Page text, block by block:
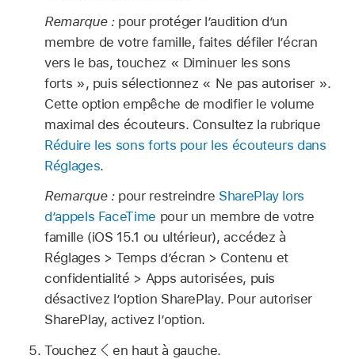
Remarque : pour protéger l’audition d’un
membre de votre famille, faites défiler l’écran
vers le bas, touchez « Diminuer les sons
forts », puis sélectionnez « Ne pas autoriser ».
Cette option empêche de modifier le volume
maximal des écouteurs. Consultez la rubrique
Réduire les sons forts pour les écouteurs dans
Réglages.
Remarque : pour restreindre SharePlay lors
d’appels FaceTime pour un membre de votre
famille (iOS 15.1 ou ultérieur), accédez à
Réglages > Temps d’écran > Contenu et
confidentialité > Apps autorisées, puis
désactivez l’option SharePlay. Pour autoriser
SharePlay, activez l’option.
Touchez
en haut à gauche.